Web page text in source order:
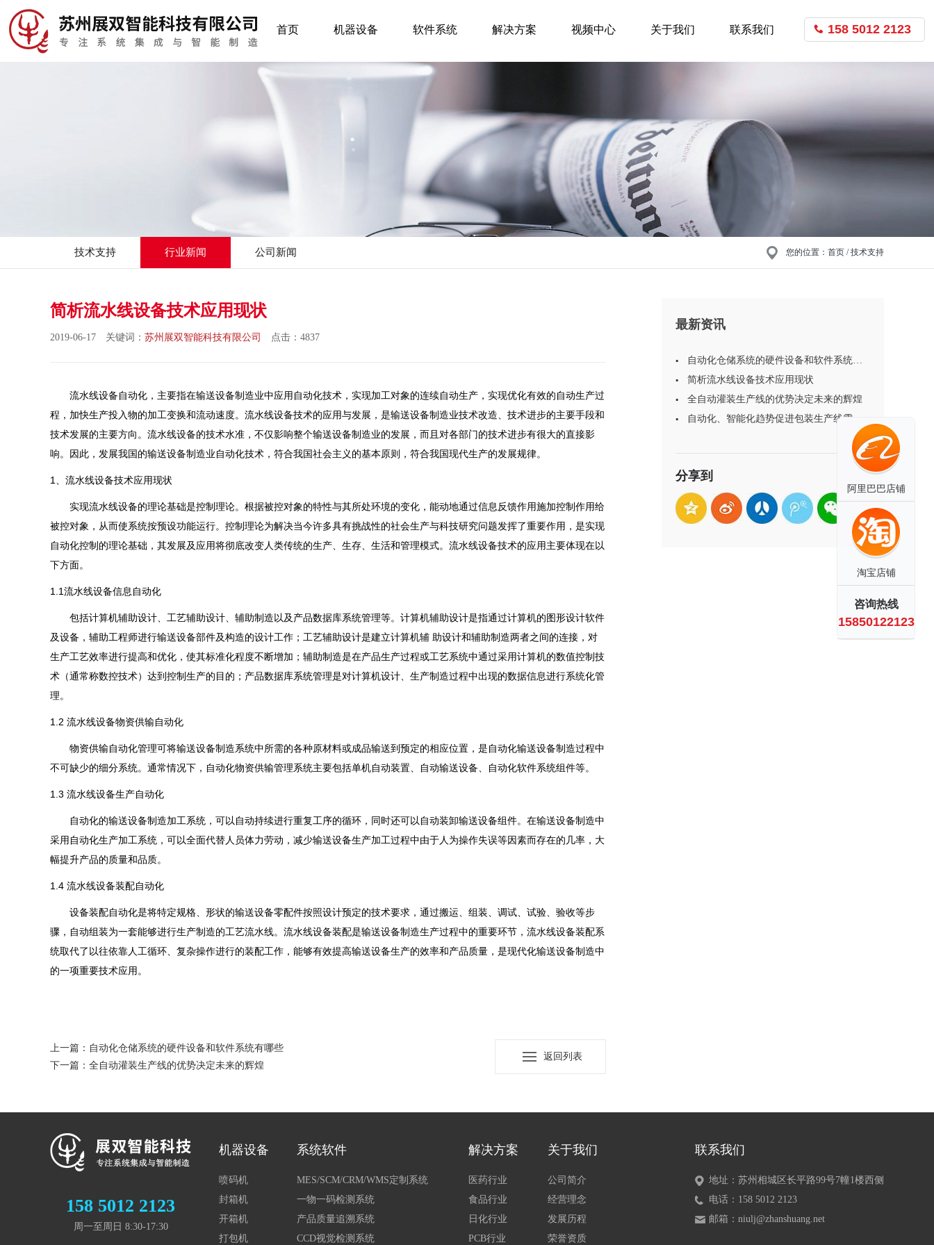
158 5012 2123
首页 机器设备 软件系统 解决方案 视频中心 关于我们 联系我们
技术支持 行业新闻 公司新闻 您的位置： 首页 / 技术支持
简析流水线设备技术应用现状
2019-06-17 关键词： 苏州展双智能科技有限公司 点击：4837
流水线设备自动化，主要指在输送设备制造业中应用自动化技术，实现加工对象的连续自动生产，实现优化有效的自动生产过
程，加快生产投入物的加工变换和流动速度。流水线设备技术的应用与发展，是输送设备制造业技术改造、技术进步的主要手段和
技术发展的主要方向。流水线设备的技术水准，不仅影响整个输送设备制造业的发展，而且对各部门的技术进步有很大的直接影
响。因此，发展我国的输送设备制造业自动化技术，符合我国社会主义的基本原则，符合我国现代生产的发展规律。
1、流水线设备技术应用现状
实现流水线设备的理论基础是控制理论。根据被控对象的特性与其所处环境的变化，能动地通过信息反馈作用施加控制作用给
被控对象，从而使系统按预设功能运行。控制理论为解决当今许多具有挑战性的社会生产与科技研究问题发挥了重要作用，是实现
自动化控制的理论基础，其发展及应用将彻底改变人类传统的生产、生存、生活和管理模式。流水线设备技术的应用主要体现在以
下方面。
1.1流水线设备信息自动化
包括计算机辅助设计、工艺辅助设计、辅助制造以及产品数据库系统管理等。计算机辅助设计是指通过计算机的图形设计软件
及设备，辅助工程师进行输送设备部件及构造的设计工作；工艺辅助设计是建立计算机辅 助设计和辅助制造两者之间的连接，对
生产工艺效率进行提高和优化，使其标准化程度不断增加；辅助制造是在产品生产过程或工艺系统中通过采用计算机的数值控制技
术（通常称数控技术）达到控制生产的目的；产品数据库系统管理是对计算机设计、生产制造过程中出现的数据信息进行系统化管
理。
1.2 流水线设备物资供输自动化
物资供输自动化管理可将输送设备制造系统中所需的各种原材料或成品输送到预定的相应位置，是自动化输送设备制造过程中
不可缺少的细分系统。通常情况下，自动化物资供输管理系统主要包括单机自动装置、自动输送设备、自动化软件系统组件等。
1.3 流水线设备生产自动化
自动化的输送设备制造加工系统，可以自动持续进行重复工序的循环，同时还可以自动装卸输送设备组件。在输送设备制造中
采用自动化生产加工系统，可以全面代替人员体力劳动，减少输送设备生产加工过程中由于人为操作失误等因素而存在的几率，大
幅提升产品的质量和品质。
1.4 流水线设备装配自动化
设备装配自动化是将特定规格、形状的输送设备零配件按照设计预定的技术要求，通过搬运、组装、调试、试验、验收等步
骤，自动组装为一套能够进行生产制造的工艺流水线。 流水线设备装配是输送设备制造生产过程中的重要环节，流水线设备装配系
统取代了以往依靠人工循环、复杂操作进行的装配工作，能够有效提高输送设备生产的效率和产品质量，是现代化输送设备制造中
的一项重要技术应用。
上一篇：自动化仓储系统的硬件设备和软件系统有哪些
下一篇：全自动灌装生产线的优势决定未来的辉煌
返回列表
最新资讯
自动化仓储系统的硬件设备和软件系统有
哪些
简析流水线设备技术应用现状
全自动灌装生产线的优势决定未来的辉煌
自动化、智能化趋势促进包装生产线需求
分享到
158 5012 2123
周一至周日 8:30-17:30
机器设备
喷码机
封箱机
开箱机
打包机
系统软件
MES/SCM/CRM/WMS定制系统
一物一码检测系统
产品质量追溯系统
CCD视觉检测系统
解决方案
医药行业
食品行业
日化行业
PCB行业
关于我们
公司简介
经营理念
发展历程
荣誉资质
联系我们
地址：苏州相城区长平路99号7幢1楼西侧
电话：158 5012 2123
邮箱：niulj@zhanshuang.net
阿里巴巴店铺
淘宝店铺
咨询热线
15850122123